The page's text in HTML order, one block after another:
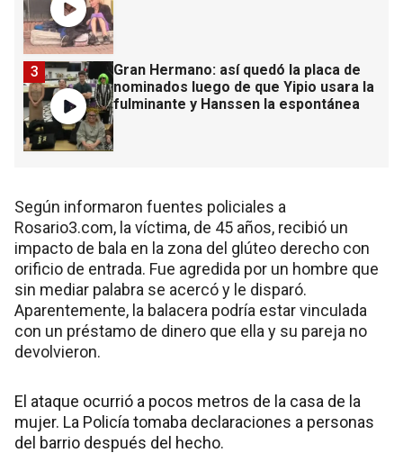
Gran Hermano: así quedó la placa de
nominados luego de que Yipio usara la
fulminante y Hanssen la espontánea
3
Según informaron fuentes policiales a
Rosario3.com, la víctima, de 45 años, recibió un
impacto de bala en la zona del glúteo derecho con
orificio de entrada. Fue agredida por un hombre que
sin mediar palabra se acercó y le disparó.
Aparentemente, la balacera podría estar vinculada
con un préstamo de dinero que ella y su pareja no
devolvieron.
El ataque ocurrió a pocos metros de la casa de la
mujer. La Policía tomaba declaraciones a personas
del barrio después del hecho.